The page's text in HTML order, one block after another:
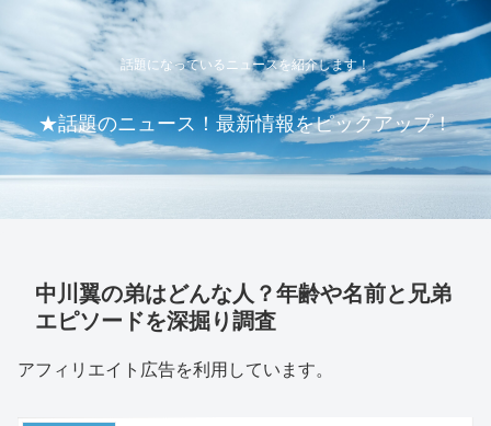
話題になっているニュースを紹介します！
★話題のニュース！最新情報をピックアップ！
中川翼の弟はどんな人？年齢や名前と兄弟
エピソードを深掘り調査
アフィリエイト広告を利用しています。